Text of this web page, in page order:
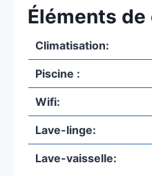
Éléments
Climatisation:
Piscine :
Wifi:
Lave-linge:
Lave-vaisselle: